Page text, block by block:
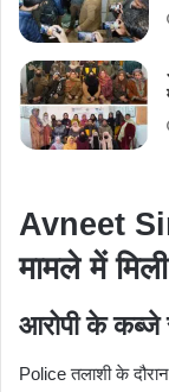
Avneet
मामले में
आरोपी के कब्जे
Police तलाशी के